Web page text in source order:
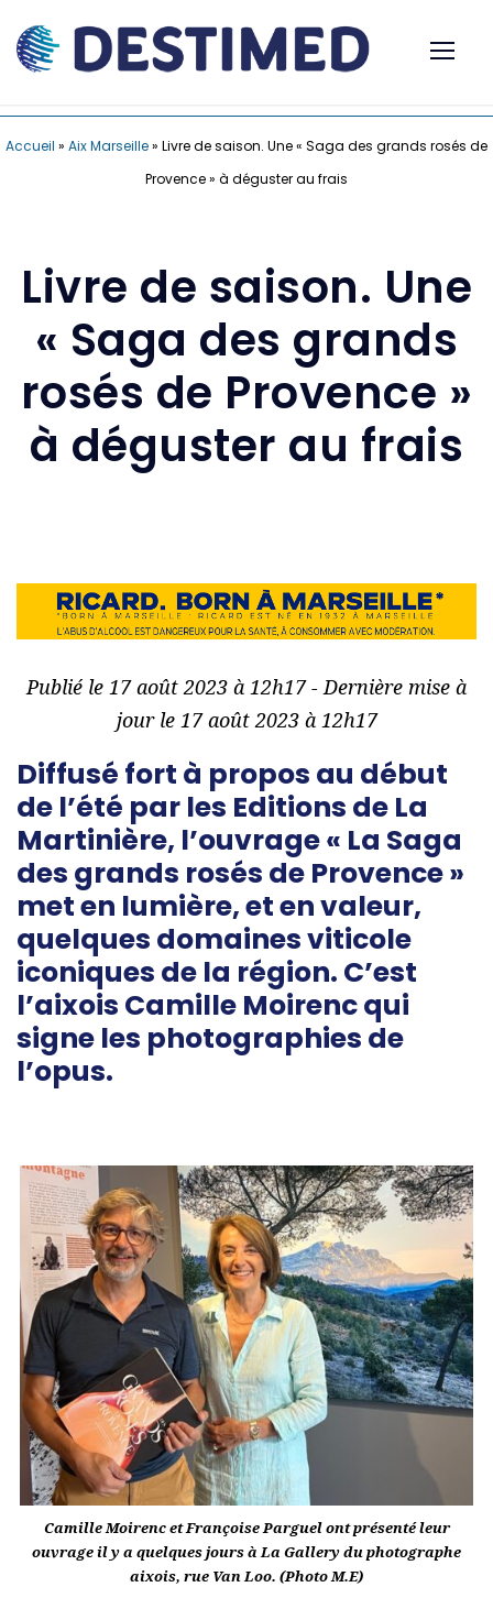
Accueil » Aix Marseille» Livre de saison. Une « Saga des grands rosés de
Provence » à déguster au frais
Livre de saison. Une
« Saga des grands
rosés de Provence »
à déguster au frais
Publié le 17 août 2023 à 12h17 - Dernière mise à
jour le 17 août 2023 à 12h17
Diffusé fort à propos au début
de l’été par les Editions de La
Martinière, l’ouvrage « La Saga
des grands rosés de Provence »
met en lumière, et en valeur,
quelques domaines viticole
iconiques de la région. C’est
l’aixois Camille Moirenc qui
signe les photographies de
l’opus.
Camille Moirenc et Françoise Parguel ont présenté leur
ouvrage il y a quelques jours à La Gallery du photographe
aixois, rue Van Loo. (Photo M.E)